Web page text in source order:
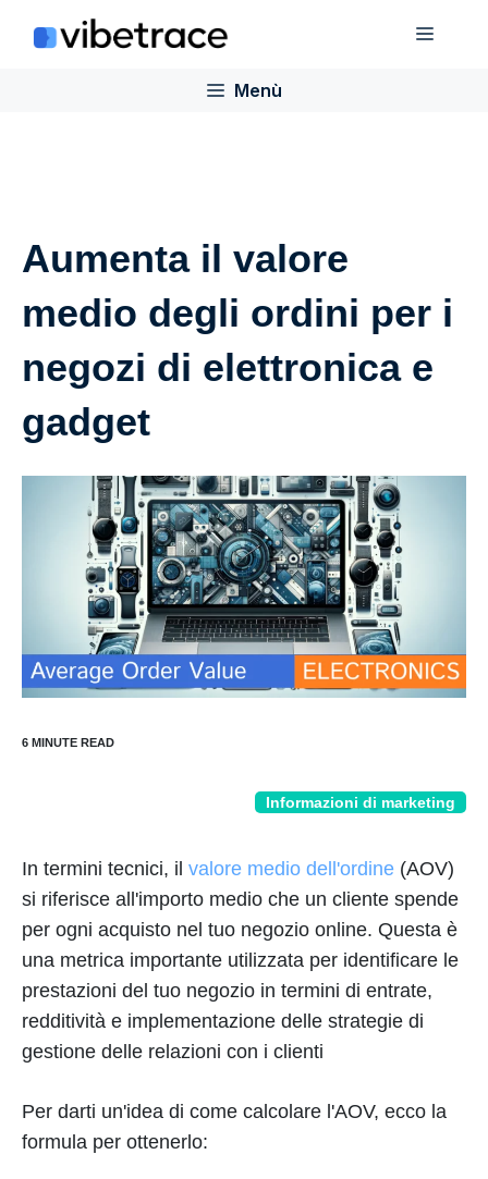
Menù
Menù
Aumenta il valore
medio degli ordini per i
negozi di elettronica e
gadget
Informazioni di marketing
In termini tecnici, il valore medio dell'ordine (AOV)
si riferisce all'importo medio che un cliente spende
per ogni acquisto nel tuo negozio online. Questa è
una metrica importante utilizzata per identificare le
prestazioni del tuo negozio in termini di entrate,
redditività e implementazione delle strategie di
gestione delle relazioni con i clienti
Per darti un'idea di come calcolare l'AOV, ecco la
formula per ottenerlo: